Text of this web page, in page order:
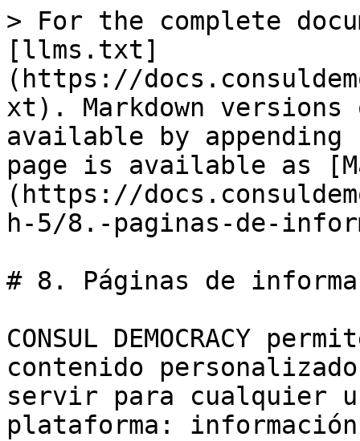
> For the complete
[llms.txt]
(https://
xt). Markdown versions
available by
page is available as
(https://
h-5/8.-paginas-de-
# 8. Páginas de
CONSUL DEMOCRACY
contenido
servir para cualquier
plataforma: